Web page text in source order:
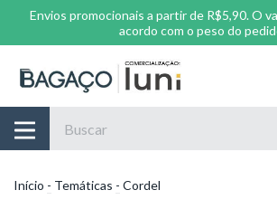
Envios promocionais a partir de R$5,90. O
acordo com o peso do
Início - Temáticas - Cordel